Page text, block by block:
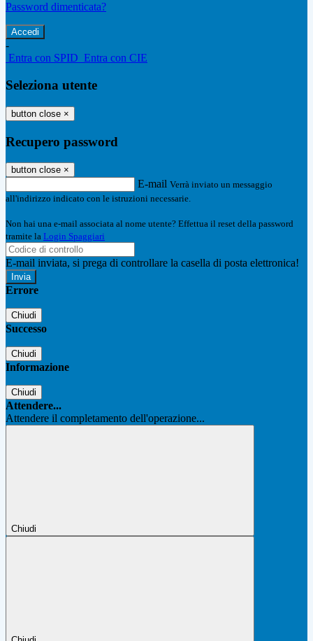
Password dimenticata?
-
Entra con SPID Entra con CIE
Seleziona utente
button close ×
Recupero password
button close ×
E-mail Verrà inviato un messaggio
all'indirizzo indicato con le istruzioni necessarie.
Non hai una e-mail associata al nome utente? Effettua il reset della password
tramite la Login Spaggiari
E-mail inviata, si prega di controllare la casella di posta elettronica!
Errore
Chiudi
Successo
Chiudi
Informazione
Chiudi
Attendere...
Attendere il completamento dell'operazione...
Chiudi